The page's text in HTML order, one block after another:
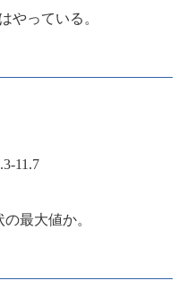
やっている。
11.7
最大値か。